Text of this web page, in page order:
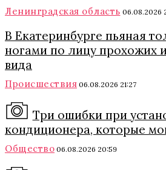
Ленинградская область 06.08.2026
В Екатеринбурге пьяная
ногами по лицу прохожих
вида
Происшествия 06.08.2026 21:27
Три ошибки при
кондиционера, которые
Общество 06.08.2026 20:59